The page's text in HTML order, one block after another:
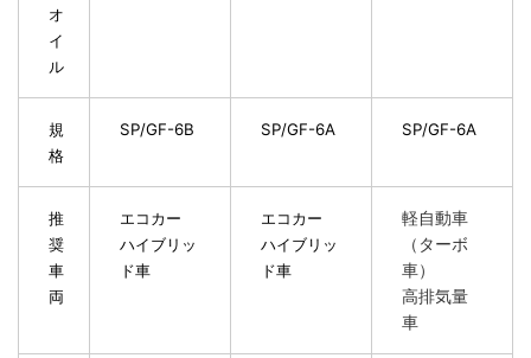
オ
イ
ル
規
格
SP/GF-6B SP/GF-6A SP/GF-6A
推
奨
車
両
エコカー
ハイブリッ
ド車
エコカー
ハイブリッ
ド車
軽自動車
（ターボ
車）
高排気量
車